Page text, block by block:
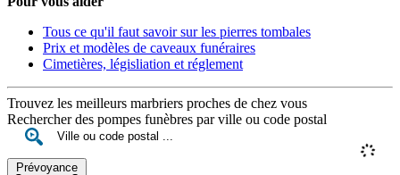
Tous ce qu'il faut savoir sur les pierres tombales
Prix et modèles de caveaux funéraires
Cimetières, législiation et réglement
Trouvez les meilleurs marbriers proches de chez vous
Rechercher des pompes funèbres par ville ou code postal
Prévoyance